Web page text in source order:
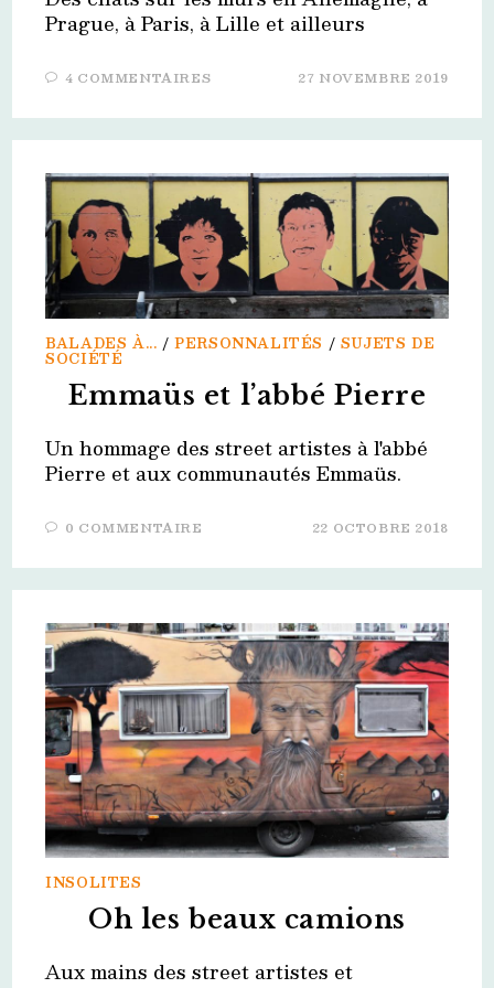
Prague, à Paris, à Lille et ailleurs
4 COMMENTAIRES 27 NOVEMBRE 2019
BALADES À... /PERSONNALITÉS / SUJETS DE
SOCIÉTÉ
Emmaüs et l’abbé Pierre
Un hommage des street artistes à l'abbé
Pierre et aux communautés Emmaüs.
0 COMMENTAIRE 22 OCTOBRE 2018
INSOLITES
Oh les beaux camions
Aux mains des street artistes et